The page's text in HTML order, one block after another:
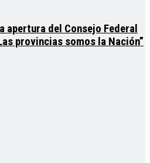
apertura del Consejo Federal
provincias somos la Nación”